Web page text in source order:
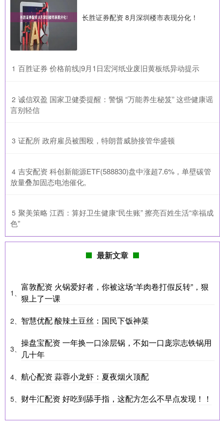
长胜证券配资 8月深圳楼市表现分化！
1 ​百胜证券 价格前线|9月1日宏河纸业废旧黄板纸异动提示
2 ​诚信双盈 国家卫健委提醒：警惕 “万能养生秘笈” 这些健康谣
言别轻信
3 ​证配所 政府雇员被围殴，特朗普威胁接管华盛顿
4 ​吉安配资 科创新能源ETF(588830)盘中涨超7.6%，单壁碳管
放量叠加固态电池催化,
5 ​聚美策略 江西：算好卫生健康“民生账” 擦亮百姓生活“幸福成
色”
最新文章
1、
富敦配资 火锅爱好者，你被这场“羊肉卷打假反转”，狠
狠上了一课
2、 智慧优配 酸辣土豆丝：国民下饭神菜
3、
操盘宝配资 一年换一口涂层锅，不如一口庞宗志铁锅用
几十年
4、 航心配资 蒜蓉小龙虾：夏夜烟火顶配
5、 财牛汇配资 好吃到舔手指，这配方怎么不早点发现！！